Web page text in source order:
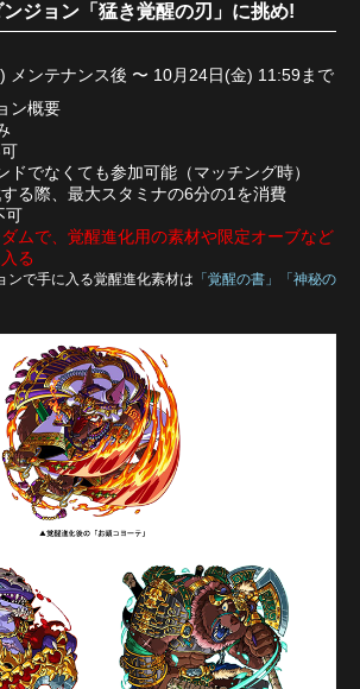
ジョン「猛き覚醒の刃」に挑め!
メンテナンス後 〜 10月24日(金) 11:59まで
ン概要
ドでなくても参加可能（マッチング時）
る際、最大スタミナの6分の1を消費
可
ムで、覚醒進化用の素材や限定オーブなど
る
で手に入る覚醒進化素材は 「覚醒の書」「神秘の